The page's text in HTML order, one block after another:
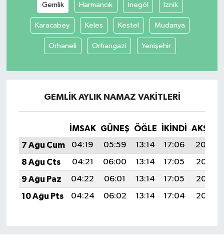
Gemlik Harmancık İnegöl İznik
Karacabey Keles Kestel Mudanya
Orhaneli Orhangazi Yenişehir
GEMLIK AYLIK NAMAZ VAKITLERI
İMSAK GÜNEŞ ÖĞLE İKINDI
AKŞAM
7 Ağu Cum
04:19 05:59 13:14 17:06
20:19
8 Ağu Cts
04:21 06:00 13:14 17:05
20:18
9 Ağu Paz
04:22 06:01 13:14 17:05
20:17
10 Ağu Pts
04:24 06:02 13:14 17:04 20:16